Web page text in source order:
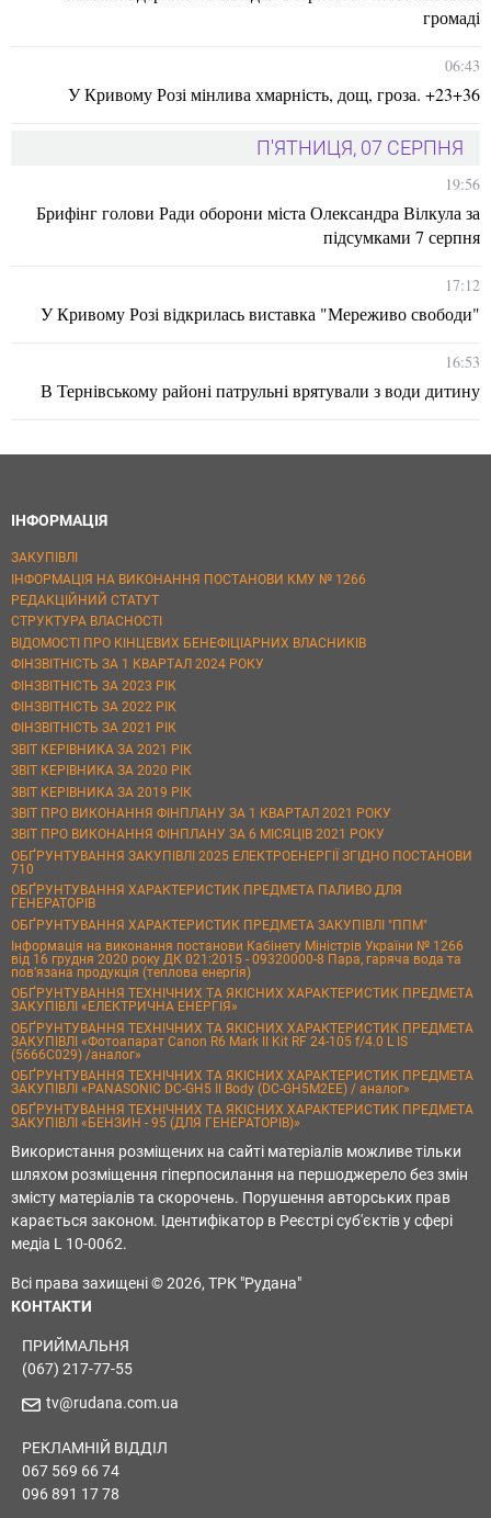
громаді
06:43
У Кривому Розі мінлива хмарність, дощ, гроза. +23+36
П'ЯТНИЦЯ, 07 СЕРПНЯ
19:56
Брифінг голови Ради оборони міста Олександра Вілкула за
підсумками 7 серпня
17:12
У Кривому Розі відкрилась виставка "Мереживо свободи"
16:53
В Тернівському районі патрульні врятували з води дитину
ІНФОРМАЦІЯ
ЗАКУПІВЛІ
ІНФОРМАЦІЯ НА ВИКОНАННЯ ПОСТАНОВИ КМУ № 1266
РЕДАКЦІЙНИЙ СТАТУТ
СТРУКТУРА ВЛАСНОСТІ
ВІДОМОСТІ ПРО КІНЦЕВИХ БЕНЕФІЦІАРНИХ ВЛАСНИКІВ
ФІНЗВІТНІСТЬ ЗА 1 КВАРТАЛ 2024 РОКУ
ФІНЗВІТНІСТЬ ЗА 2023 РІК
ФІНЗВІТНІСТЬ ЗА 2022 РІК
ФІНЗВІТНІСТЬ ЗА 2021 РІК
ЗВІТ КЕРІВНИКА ЗА 2021 РІК
ЗВІТ КЕРІВНИКА ЗА 2020 РІК
ЗВІТ КЕРІВНИКА ЗА 2019 РІК
ЗВІТ ПРО ВИКОНАННЯ ФІНПЛАНУ ЗА 1 КВАРТАЛ 2021 РОКУ
ЗВІТ ПРО ВИКОНАННЯ ФІНПЛАНУ ЗА 6 МІСЯЦІВ 2021 РОКУ
ОБҐРУНТУВАННЯ ЗАКУПІВЛІ 2025 ЕЛЕКТРОЕНЕРГІЇ ЗГІДНО ПОСТАНОВИ
710
ОБҐРУНТУВАННЯ ХАРАКТЕРИСТИК ПРЕДМЕТА ПАЛИВО ДЛЯ
ГЕНЕРАТОРІВ
ОБҐРУНТУВАННЯ ХАРАКТЕРИСТИК ПРЕДМЕТА ЗАКУПІВЛІ "ППМ"
Інформація на виконання постанови Кабінету Міністрів України № 1266
від 16 грудня 2020 року ДК 021:2015 - 09320000-8 Пара, гаряча вода та
пов’язана продукція (теплова енергія)
ОБҐРУНТУВАННЯ ТЕХНІЧНИХ ТА ЯКІСНИХ ХАРАКТЕРИСТИК ПРЕДМЕТА
ЗАКУПІВЛІ «ЕЛЕКТРИЧНА ЕНЕРГІЯ»
ОБҐРУНТУВАННЯ ТЕХНІЧНИХ ТА ЯКІСНИХ ХАРАКТЕРИСТИК ПРЕДМЕТА
ЗАКУПІВЛІ «Фотоапарат Canon R6 Mark II Kit RF 24-105 f/4.0 L IS
(5666C029) /аналог»
ОБҐРУНТУВАННЯ ТЕХНІЧНИХ ТА ЯКІСНИХ ХАРАКТЕРИСТИК ПРЕДМЕТА
ЗАКУПІВЛІ «PANASONIC DC-GH5 II Body (DC-GH5M2EE) / аналог»
ОБҐРУНТУВАННЯ ТЕХНІЧНИХ ТА ЯКІСНИХ ХАРАКТЕРИСТИК ПРЕДМЕТА
ЗАКУПІВЛІ «БЕНЗИН - 95 (ДЛЯ ГЕНЕРАТОРІВ)»
Використання розміщених на сайті матеріалів можливе тільки
шляхом розміщення гіперпосилання на першоджерело без змін
змісту матеріалів та скорочень. Порушення авторських прав
карається законом. Ідентифікатор в Реєстрі суб'єктів у сфері
медіа L 10-0062.
Всі права захищені © 2026, ТРК "Рудана"
КОНТАКТИ
ПРИЙМАЛЬНЯ
(067) 217-77-55
tv@rudana.com.ua
РЕКЛАМНІЙ ВІДДІЛ
067 569 66 74
096 891 17 78